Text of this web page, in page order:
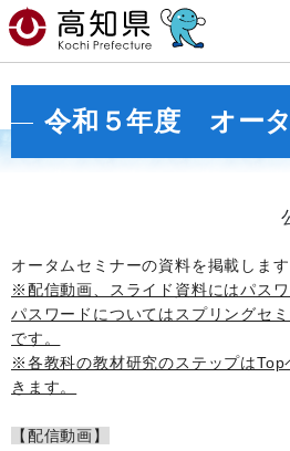
令和５年度 オー
オータムセミナーの資料を掲載します
※配信動画、スライド資料にはパスワ
パスワードについてはスプリングセ
です。
※各教科の教材研究のステップはTop
きます。
【配信動画】